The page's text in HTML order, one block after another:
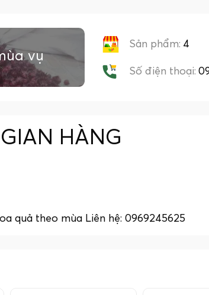
vụ
Sản phẩm: 4
Số điện thoại:
HÀNG
quả theo mùa Liên hệ: 0969245625